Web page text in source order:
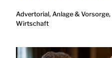
Advertorial, Anlage & Vorsorge,
Wirtschaft